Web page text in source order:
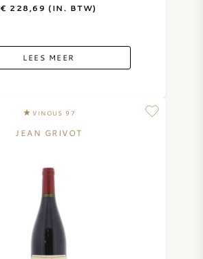
€ 228,69 (IN. BTW)
LEES MEER
VINOUS 97
JEAN GRIVOT